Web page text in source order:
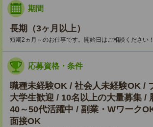
期間
長期（3ヶ月以上）
短期2ヵ月～のお仕事です。開始日はご相談くださ
応募資格・条件
職種未経験OK / 社会人未経験OK /
大学生歓迎 / 10名以上の大量募集 /
40～50代活躍中 / 副業・Wワーク
面接OK